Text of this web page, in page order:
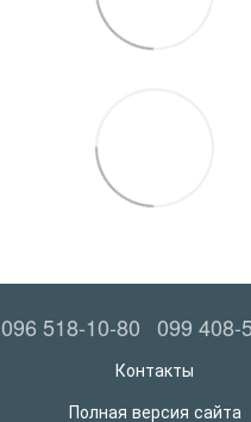
096 518-10-80 099 408-
Контакты
Полная версия сайта